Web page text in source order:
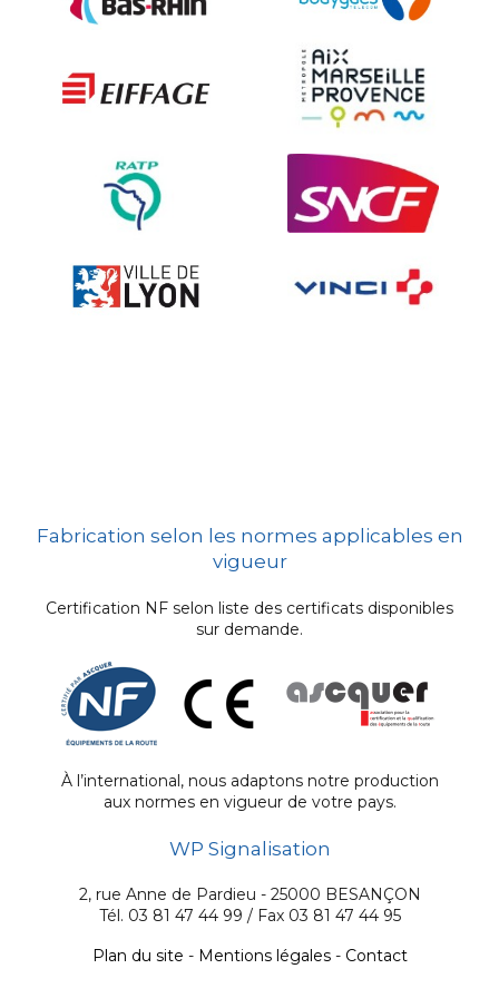
Les techniques de dissuasion
Ville fleurie, village fleuri
Signalisation embarquée
Fabrication selon les normes applicables en
vigueur
Certification NF selon liste des certificats disponibles
sur demande.
À l’international, nous adaptons notre production
aux normes en vigueur de votre pays.
WP Signalisation
2, rue Anne de Pardieu - 25000 BESANÇON
Tél. 03 81 47 44 99 / Fax 03 81 47 44 95
Plan du site - Mentions légales- Contact